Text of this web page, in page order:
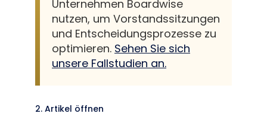
Unternehmen Boardwise
nutzen, um Vorstandssitzungen
und Entscheidungsprozesse zu
optimieren. Sehen Sie sich
unsere Fallstudien an.
2. Artikel öffnen